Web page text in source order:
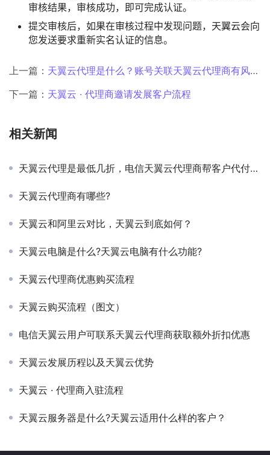
审核结果，审核成功，即可完成认证。
提交审核后，如果在审核过程中发现问题，天翼云会向
您发送要求重新实名认证的信息。
上一篇： 天翼云代理是什么？账号关联天翼云代理商有风险吗？
下一篇： 天翼云 · 代理商邀请发展客户流程
相关新闻
天翼云代理是最低几折，电信天翼云代理商帮客户代付流程
天翼云代理商有哪些?
天翼云和阿里云对比，天翼云到底如何？
天翼云电脑是什么?天翼云电脑有什么功能?
天翼云代理商优惠购买流程
天翼云购买流程（图文）
电信天翼云用户可联系天翼云代理商获取额外折扣优惠
天翼云发展历程以及天翼云优势
天翼云 · 代理商入驻流程
天翼云服务器是什么?天翼云适用什么样的客户？